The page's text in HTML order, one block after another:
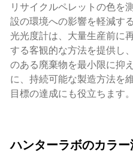
リサイクルペレットの色を
設の環境への影響を軽減す
光光度計は、大量生産前に
する客観的な方法を提供し
のある廃棄物を最小限に抑
に、持続可能な製造方法を
目標の達成にも役立ちます。
ハンターラボのカラ